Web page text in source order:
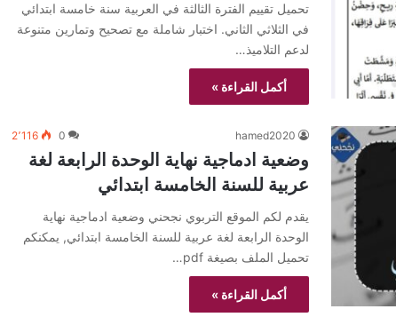
تحميل تقييم الفترة الثالثة في العربية سنة خامسة ابتدائي
في الثلاثي الثاني. اختبار شاملة مع تصحيح وتمارين متنوعة
لدعم التلاميذ…
أكمل القراءة »
hamed2020
0 2٬116
وضعية ادماجية نهاية الوحدة الرابعة لغة
عربية للسنة الخامسة ابتدائي
يقدم لكم الموقع التربوي نجحني وضعية ادماجية نهاية
الوحدة الرابعة لغة عربية للسنة الخامسة ابتدائي, يمكنكم
تحميل الملف بصيغة pdf…
أكمل القراءة »